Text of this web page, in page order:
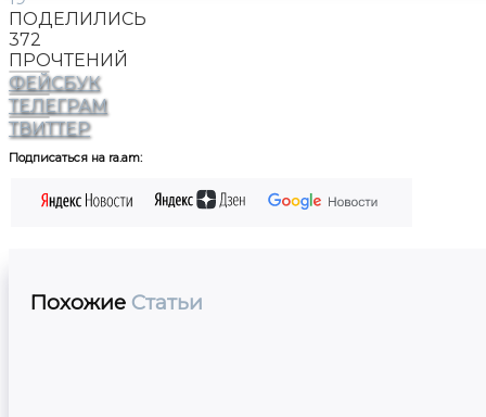
ПОДЕЛИЛИСЬ
372
ПРОЧТЕНИЙ
ФЕЙСБУК
ТЕЛЕГРАМ
ТВИТТЕР
Подписаться на ra.am:
Похожие Статьи